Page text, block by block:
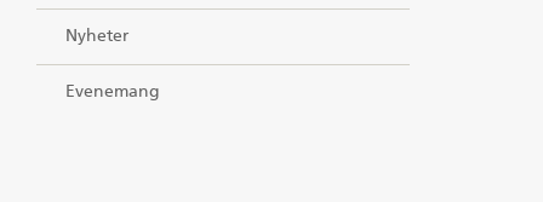
Nyheter
Evenemang